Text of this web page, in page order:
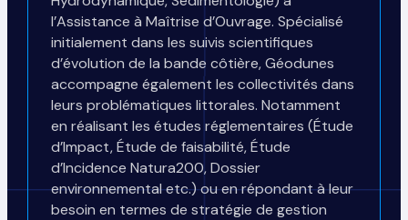
l’Assistance à Maîtrise d’Ouvrage. Spécialisé
initialement dans les suivis scientifiques
d’évolution de la bande côtière, Géodunes
accompagne également les collectivités dans
leurs problématiques littorales. Notamment
en réalisant les études réglementaires (Étude
d’Impact, Étude de faisabilité, Étude
d’Incidence Natura200, Dossier
environnemental etc.) ou en répondant à leur
besoin en termes de stratégie de gestion